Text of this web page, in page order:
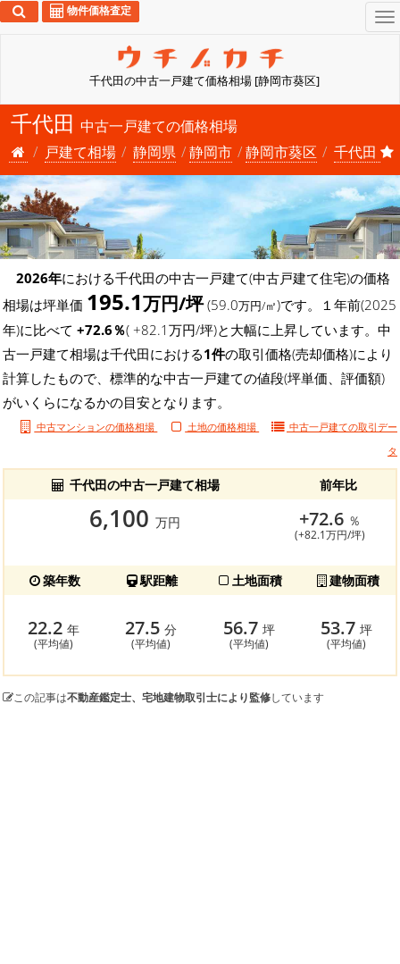
千代田の中古一戸建て価格相場 [静岡市葵区]
物件価格査定
千代田 中古一戸建ての価格相場
戸建て相場
静岡県 静岡市 静岡市葵区 千代田
2026年における千代田の中古一戸建て(中古戸建て住宅)の価格
相場は坪単価 195.1万円/坪(59.0万円/㎡)です。１年前(2025
年)に比べて +72.6％( +82.1万円/坪)と大幅に上昇しています。中
古一戸建て相場は千代田における1件の取引価格(売却価格)により
計算したもので、標準的な中古一戸建ての値段(坪単価、評価額)
がいくらになるかの目安となります。
中古マンションの価格相場 土地の価格相場 中古一戸建ての取引デー
タ
千代田の中古一戸建て相場 前年比
6,100 万円 +72.6 ％
(+82.1万円/坪)
築年数 駅距離 土地面積 建物面積
22.2 年
(平均値)
27.5分
(平均値)
56.7 坪
(平均値)
53.7坪
(平均値)
この記事は不動産鑑定士、宅地建物取引士により監修しています